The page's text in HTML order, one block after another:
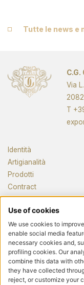
Tutte le news e
Via
T
Identità
Artigianalità
Prodotti
Contract
News e media
Seguici